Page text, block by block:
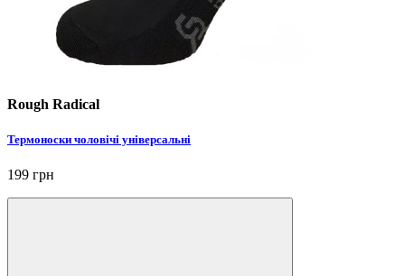
Rough Radical
Термоноски чоловічі універсальні
199 грн